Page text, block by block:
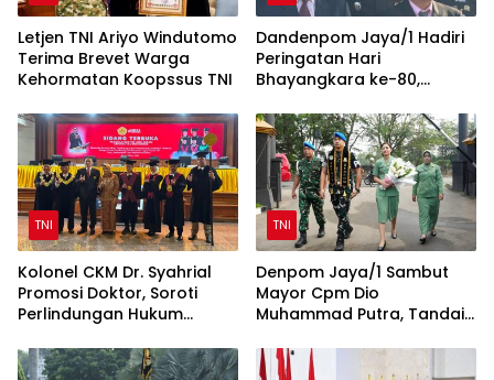
Letjen TNI Ariyo Windutomo
Terima Brevet Warga
Kehormatan Koopssus TNI
Dandenpom Jaya/1 Hadiri
Peringatan Hari
Bhayangkara ke-80,
TNI
Kolonel CKM Dr. Syahrial
Promosi Doktor, Soroti
Perlindungan Hukum
Disabilitas
TNI
Denpom Jaya/1 Sambut
Mayor Cpm Dio
Muhammad Putra, Tandai